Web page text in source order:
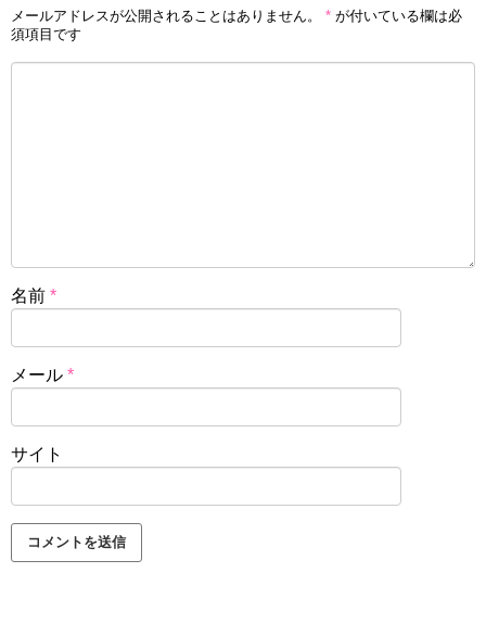
メールアドレスが公開されることはありません。 * が付いている欄は必
須項目です
名前 *
メール *
サイト